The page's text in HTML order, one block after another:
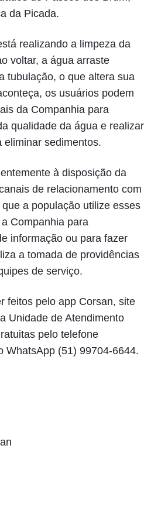
da Picada.
realizando a limpeza da
voltar, a água arraste
tubulação, o que altera sua
os usuários podem
da Companhia para
qualidade da água e realizar
eliminar sedimentos.
à disposição da
de relacionamento com
a população utilize esses
Companhia para
informação ou para fazer
a tomada de providências
de serviço.
feitos pelo app Corsan, site
Unidade de Atendimento
pelo telefone
WhatsApp (51) 99704-6644.